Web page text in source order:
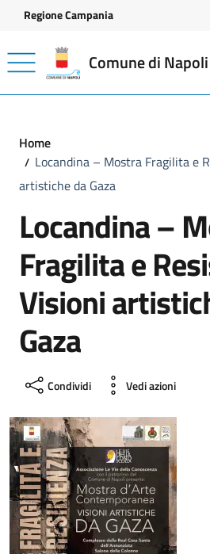
Vai ai contenuti
Vai al footer
Regione Campania
Comune di Napoli
Home
Locandina – Mostra Fragilita e
artistiche da Gaza
Locandina –
Fragilita e
Visioni
Gaza
Condividi Vedi azioni